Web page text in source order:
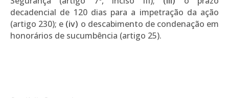
decadencial de 120 dias para a impetração da ação
(artigo 230); e (iv) o descabimento de condenação em
honorários de sucumbência (artigo 25).